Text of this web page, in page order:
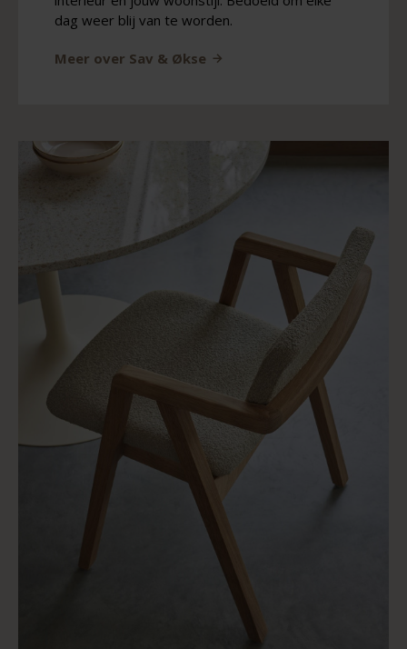
dag weer blij van te worden.
Meer over Sav & Økse